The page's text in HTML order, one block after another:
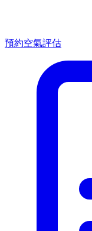
預約空氣評估